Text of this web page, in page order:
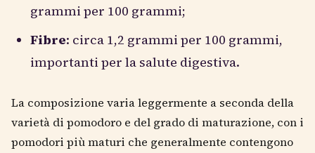
grammi per 100 grammi;
Fibre: circa 1,2 grammi per 100 grammi,
importanti per la salute digestiva.
La composizione varia leggermente a seconda della
varietà di pomodoro e del grado di maturazione, con i
pomodori più maturi che generalmente contengono